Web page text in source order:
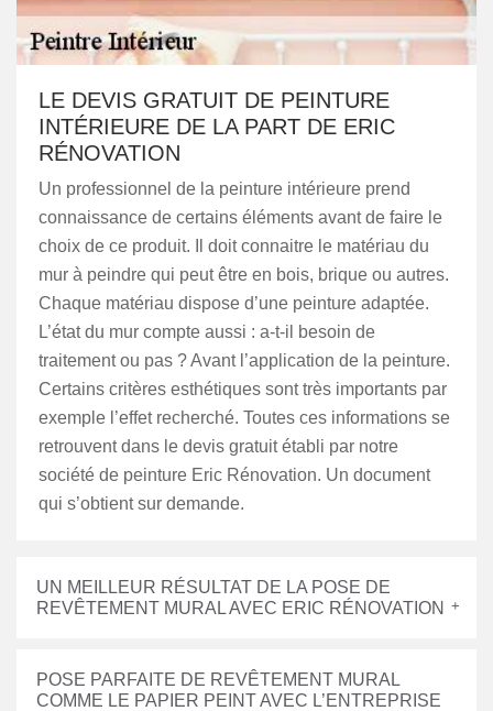
LE DEVIS GRATUIT DE PEINTURE
INTÉRIEURE DE LA PART DE ERIC
RÉNOVATION
Un professionnel de la peinture intérieure prend
connaissance de certains éléments avant de faire le
choix de ce produit. Il doit connaitre le matériau du
mur à peindre qui peut être en bois, brique ou autres.
Chaque matériau dispose d’une peinture adaptée.
L’état du mur compte aussi : a-t-il besoin de
traitement ou pas ? Avant l’application de la peinture.
Certains critères esthétiques sont très importants par
exemple l’effet recherché. Toutes ces informations se
retrouvent dans le devis gratuit établi par notre
société de peinture Eric Rénovation. Un document
qui s’obtient sur demande.
UN MEILLEUR RÉSULTAT DE LA POSE DE
REVÊTEMENT MURAL AVEC ERIC RÉNOVATION
POSE PARFAITE DE REVÊTEMENT MURAL
COMME LE PAPIER PEINT AVEC L’ENTREPRISE